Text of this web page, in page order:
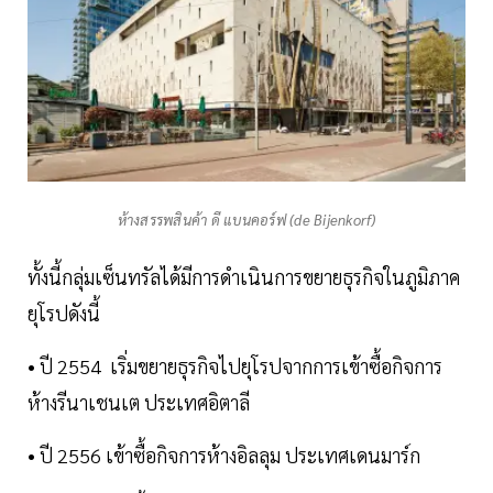
ห้างสรรพสินค้า ดี แบนคอร์ฟ (de Bijenkorf)
ทั้งนี้กลุ่มเซ็นทรัลได้มีการดำเนินการขยายธุรกิจในภูมิภาค
ยุโรปดังนี้
• ปี 2554 เริ่มขยายธุรกิจไปยุโรปจากการเข้าซื้อกิจการ
ห้างรีนาเชนเต ประเทศอิตาลี
• ปี 2556 เข้าซื้อกิจการห้างอิลลุม ประเทศเดนมาร์ก